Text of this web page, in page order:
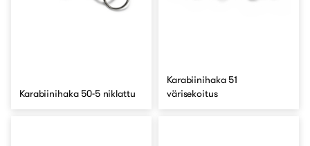
Karabiinihaka 50-5 niklattu
Karabiinihaka 51
värisekoitus